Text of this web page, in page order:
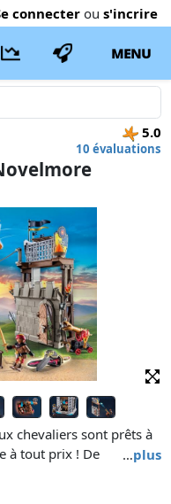
connecter ou s'incrire
MENU
5.0
10 évaluations
…plus
chevaliers sont prêts à
à tout prix ! De
d’épées, tirs de